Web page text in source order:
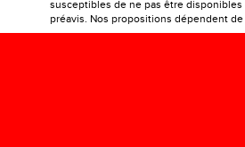
susceptibles de ne pas être
préavis. Nos propositions dépendent